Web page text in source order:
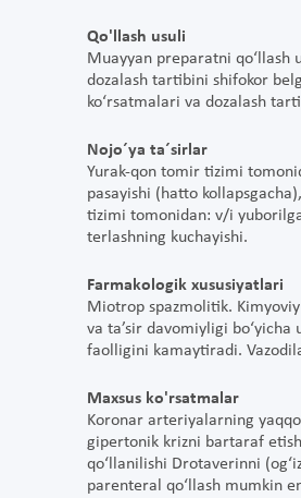
Qo'llash usuli
Muayyan preparatni qo‘llash
dozalash tartibini shifokor
ko‘rsatmalari va dozalash
Nojo´ya ta´sirlar
Yurak-qon tomir tizimi
pasayishi (hatto
tizimi tomonidan: v/i
terlashning kuchayishi.
Farmakologik xususiyatlari
Miotrop spazmolitik.
va ta’sir davomiyligi
faolligini kamaytiradi.
Maxsus ko'rsatmalar
Koronar arteriyalarning
gipertonik krizni bartaraf
qo‘llanilishi Drotaverinni
parenteral qo‘llash mumkin